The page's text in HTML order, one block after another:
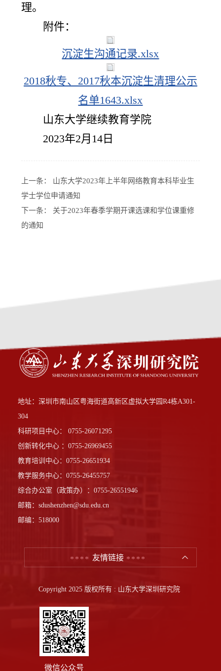
理。
附件：
沉淀生沟通记录.xlsx
2018秋专、2017秋本沉淀生清理公示
名单1643.xlsx
山东大学继续教育学院
2023年2月14日
上一条： 山东大学2023年上半年网络教育本科毕业生
学士学位申请通知
下一条： 关于2023年春季学期开课选课和学位课重修
的通知
地址：深圳市南山区粤海街道高新区虚拟大学园R4栋A301-
304
科研项目中心： 0755-26071295
创新转化中心 ：0755-26969455
教育培训中心：0755-26651934
教学服务中心：0755-26455757
综合办公室（政策办）：0755-26551946
邮箱：sdushenzhen@sdu.edu.cn
邮编：518000
友情链接
Copyright 2025 版权所有 : 山东大学深圳研究院
微信公众号